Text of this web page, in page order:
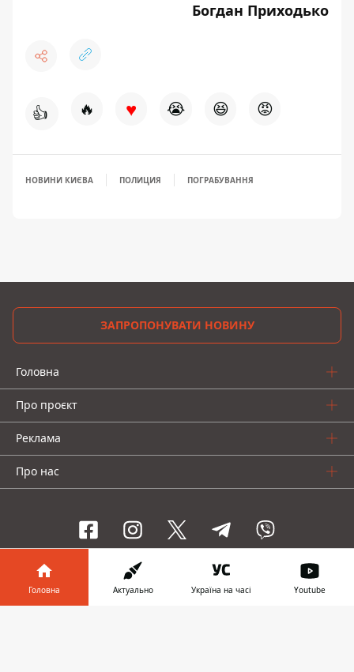
Богдан Приходько
👍 🔥 ♥ 😭 😆 😡
НОВИНИ КИЄВА ПОЛИЦИЯ ПОГРАБУВАННЯ
ЗАПРОПОНУВАТИ НОВИНУ
Головна
Про проєкт
Реклама
Про нас
Інформатор проекти
Головна Актуально Україна на часі Youtube